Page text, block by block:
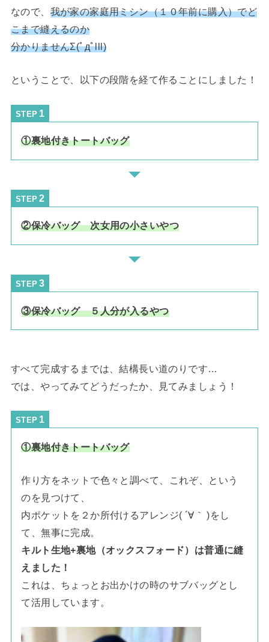
なので、 我が家の家庭用ミシン（１０年前に購入）でど
こまで縫えるのか
分かりませんΣ(ﾟдﾟlll)
ということで、以下の段階を経て作ることにしました！
STEP
①裏地付きトートバッグ
STEP
②保冷バッグ 次女用の小さいやつ
STEP
③保冷バッグ ５人分が入るやつ
すべて完成するまでは、結構長い道のりです…
では、やってみてどうだったか、見てみましょう！
STEP
①裏地付きトートバッグ
作り方をネットで色々と調べて、これぞ、という
のを見つけて、
内ポケットを２か所付けるアレンジ( ´∀｀ )をし
て、無事に完成。
キルト生地+裏地（オックスフォード）は普通に縫
えました！
これは、ちょっとお出かけの時のサブバッグとし
て活用しています。